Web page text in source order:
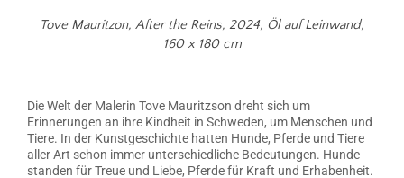
Tove Mauritzon, After the Reins, 2024, Öl auf Leinwand,
160 x 180 cm
Die Welt der Malerin Tove Mauritzson dreht sich um
Erinnerungen an ihre Kindheit in Schweden, um Menschen und
Tiere. In der Kunstgeschichte hatten Hunde, Pferde und Tiere
aller Art schon immer unterschiedliche Bedeutungen. Hunde
standen für Treue und Liebe, Pferde für Kraft und Erhabenheit.